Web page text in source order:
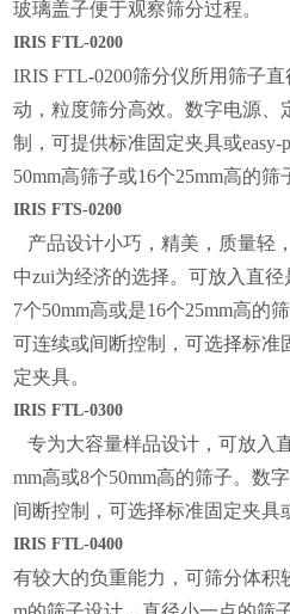
玻璃盖子便于观察筛分过程。
IRIS FTL-0200
IRIS FTL-0200筛分仪所用筛子
动，粒度筛分高效。数字电源、
制，可提供标准固定夹具或easy-
50mm高筛子或16个25mm高的筛
IRIS FTS-0200
产品设计小巧，精美，质量轻
中zui为经济的选择。可放入直径
7个50mm高或是16个25mm高的
可连续或间断控制，可选择标准
定夹具。
IRIS FTL-0300
专为大容量样品设计，可放入
mm高或8个50mm高的筛子。数
间断控制，可选择标准固定夹具
IRIS FTL-0400
有较大的负重能力，可筛分体积